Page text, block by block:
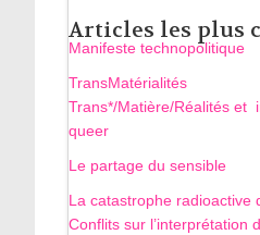
Articles les plus
Manifeste technopolitique
TransMatérialités
Trans*/Matière/Réalités et
queer
Le partage du sensible
La catastrophe radioactive
Conflits sur l’interprétation